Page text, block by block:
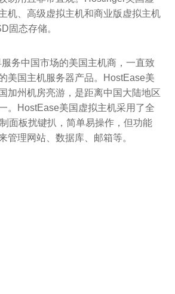
机、高级虚拟主机和商业版虚拟主机
固态存储。
务中国市场的美国主机商，一直致
美国主机服务器产品。HostEase美
加州机房亮游，是距离中国大陆地区
。HostEase美国虚拟主机采用了全
面板扰键扒，简单易操作，但功能
管理网站、数据库、邮箱等。